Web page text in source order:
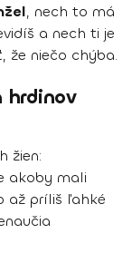
, nech to má
a nech ti je
niečo chýba.
hrdinov
žien:
akoby mali
až príliš ľahké